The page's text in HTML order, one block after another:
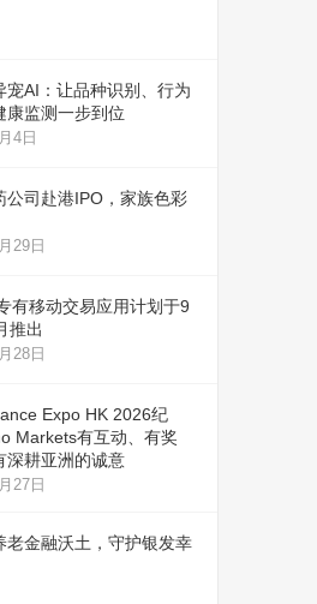
宠AI：让品种识别、行为
康监测一步到位
4日
公司赴港IPO，家族色彩
29日
有移动交易应用计划于9
推出
28日
Expo HK 2026纪
Markets有互动、有奖
深耕亚洲的诚意
27日
老金融沃土，守护银发幸